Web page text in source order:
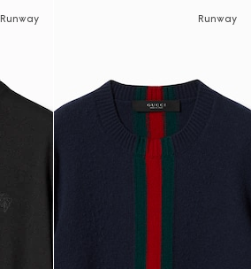
Runway
Runway